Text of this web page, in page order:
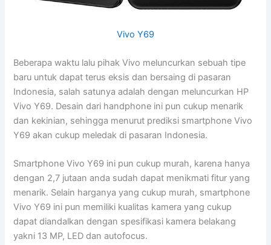
Vivo Y69
Beberapa waktu lalu pihak Vivo meluncurkan sebuah tipe
baru untuk dapat terus eksis dan bersaing di pasaran
Indonesia, salah satunya adalah dengan meluncurkan HP
Vivo Y69. Desain dari handphone ini pun cukup menarik
dan kekinian, sehingga menurut prediksi smartphone Vivo
Y69 akan cukup meledak di pasaran Indonesia.
Smartphone Vivo Y69 ini pun cukup murah, karena hanya
dengan 2,7 jutaan anda sudah dapat menikmati fitur yang
menarik. Selain harganya yang cukup murah, smartphone
Vivo Y69 ini pun memiliki kualitas kamera yang cukup
dapat diandalkan dengan spesifikasi kamera belakang
yakni 13 MP, LED dan autofocus.